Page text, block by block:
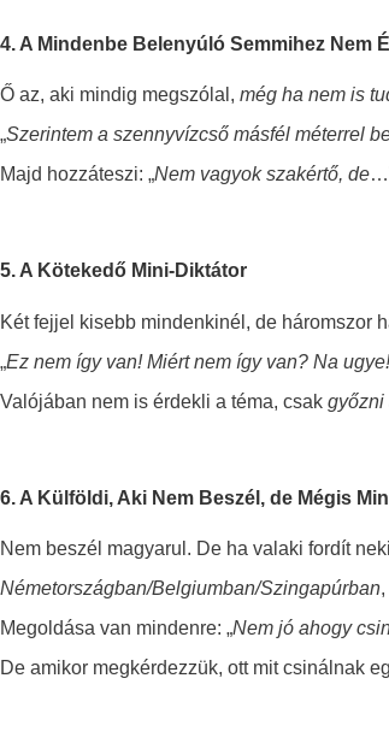
4. A Mindenbe Belenyúló Semmihez Nem
Ő az, aki mindig megszólal, még ha nem is
„Szerintem a szennyvízcső másfél méterrel
Majd hozzáteszi: „Nem vagyok szakértő, de
5. A Kötekedő Mini-Diktátor
Két fejjel kisebb mindenkinél, de háromszor
„Ez nem így van! Miért nem így van? Na
Valójában nem is érdekli a téma, csak győzni
6. A Külföldi, Aki Nem Beszél, de Mégis
Nem beszél magyarul. De ha valaki fordít
Németországban/Belgiumban/Szingapúrban
Megoldása van mindenre: „Nem jó ahogy
De amikor megkérdezzük, ott mit csinálnak